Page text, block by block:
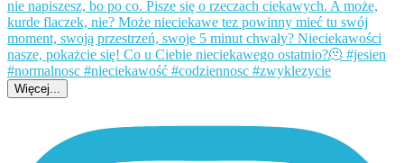
Więcej...